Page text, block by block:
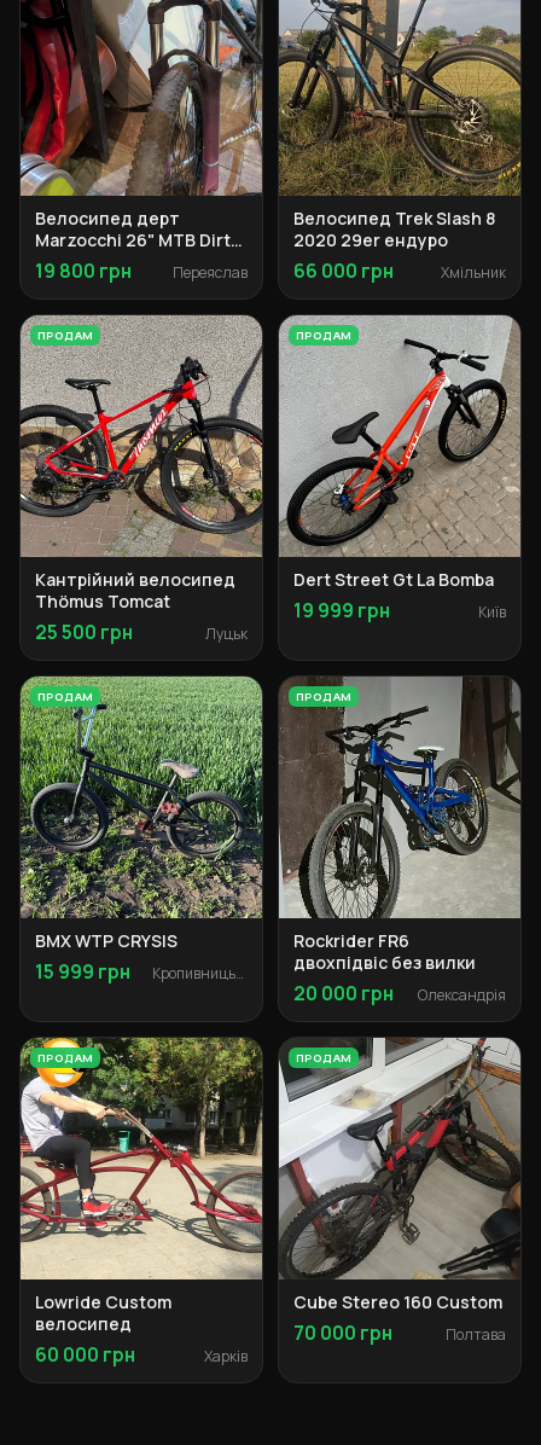
Велосипед дерт
Marzocchi 26" MTB Dirt
Jumper
19 800 грн Переяслав
Велосипед Trek Slash 8
2020 29er ендуро
66 000 грн Хмільник
ПРОДАМ
Кантрійний велосипед
Thömus Tomcat
25 500 грн Луцьк
ПРОДАМ
Dert Street Gt La Bomba
19 999 грн Київ
ПРОДАМ
BMX WTP CRYSIS
15 999 грн Кропивницький
ПРОДАМ
Rockrider FR6
двохпідвіс без вилки
20 000 грн Олександрія
ПРОДАМ
Lowride Custom
велосипед
60 000 грн Харків
ПРОДАМ
Cube Stereo 160 Custom
70 000 грн Полтава